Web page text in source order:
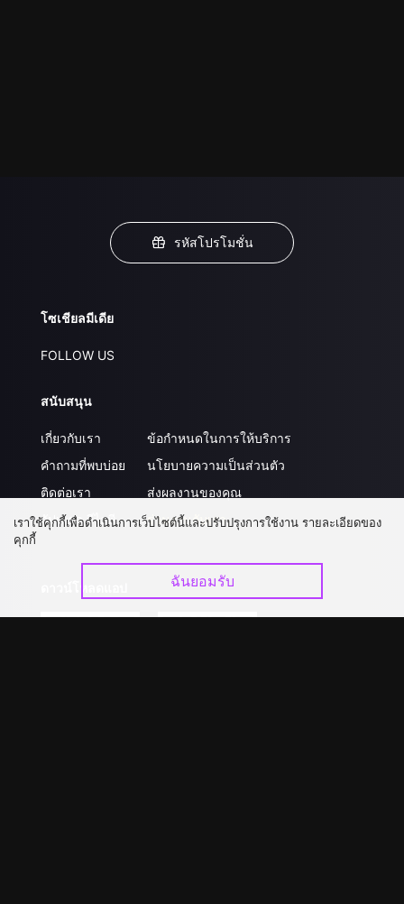
รหัสโปรโมชั่น
โซเชียลมีเดีย
FOLLOW US
สนับสนุน
เกี่ยวกับเรา
คำถามที่พบบ่อย
ติดต่อเรา
อัปเกรด วีไอพี
ข้อกำหนดในการให้บริการ
นโยบายความเป็นส่วนตัว
ส่งผลงานของคุณ
ร่วมงานกับเรา
เราใช้คุกกี้เพื่อดำเนินการเว็บไซต์นี้และปรับปรุงการใช้งาน รายละเอียดของ
คุกกี้
ฉันยอมรับ